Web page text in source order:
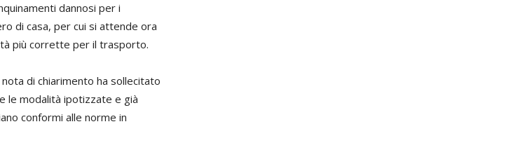
dannosi per i
di casa, per cui si attende ora
più corrette per il trasporto.
di chiarimento ha sollecitato
le modalità ipotizzate e già
conformi alle norme in